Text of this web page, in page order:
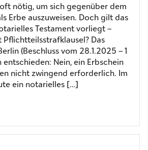
nötig, um sich gegenüber dem
Erbe auszuweisen. Doch gilt das
Testament vorliegt –
Das
(Beschluss vom 28.1.2025 – 1
Nein, ein Erbschein
nicht zwingend erforderlich. Im
ein notarielles […]